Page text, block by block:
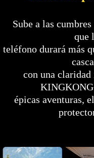
Sube a las
que
teléfono durará más
con una
KINGKONG
épicas aventuras,